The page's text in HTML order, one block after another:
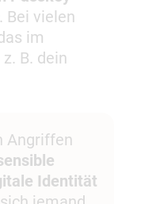
. Bei vielen
im
B. dein
Angriffen
Identität